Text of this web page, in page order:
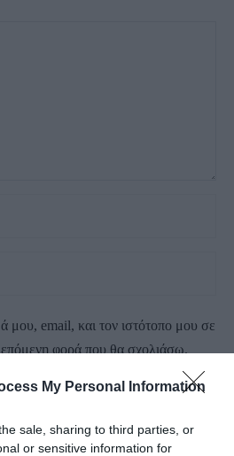
My Personal Information
sale, sharing to third parties, or
or sensitive information for
μου, email, και τον ιστότοπο μου σε
επόμενη φορά που θα σχολιάσω.